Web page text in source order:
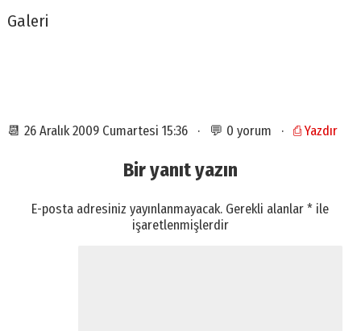
Galeri
📆 26 Aralık 2009 Cumartesi 15:36 · 💬 0 yorum · ⎙ Yazdır
Bir yanıt yazın
E-posta adresiniz yayınlanmayacak. Gerekli alanlar* ile
işaretlenmişlerdir